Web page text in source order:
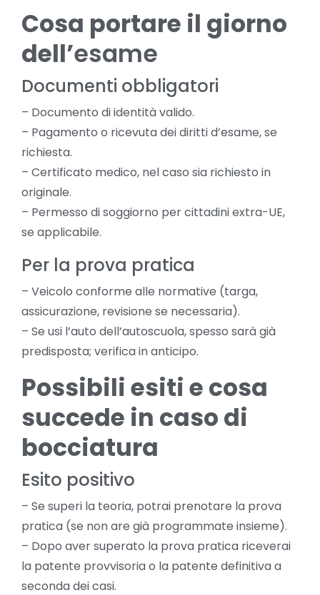
Cosa portare il giorno
dell’esame
Documenti obbligatori
– Documento di identità valido.
– Pagamento o ricevuta dei diritti d’esame, se
richiesta.
– Certificato medico, nel caso sia richiesto in
originale.
– Permesso di soggiorno per cittadini extra-UE,
se applicabile.
Per la prova pratica
– Veicolo conforme alle normative (targa,
assicurazione, revisione se necessaria).
– Se usi l’auto dell’autoscuola, spesso sarà già
predisposta; verifica in anticipo.
Possibili esiti e cosa
succede in caso di
bocciatura
Esito positivo
– Se superi la teoria, potrai prenotare la prova
pratica (se non are già programmate insieme).
– Dopo aver superato la prova pratica riceverai
la patente provvisoria o la patente definitiva a
seconda dei casi.